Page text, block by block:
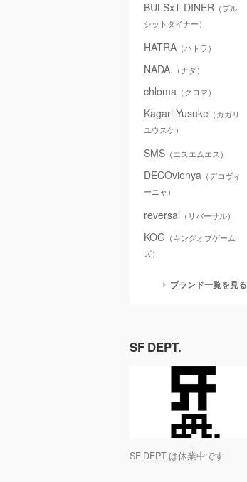
BULSxT DINER （ブル
シットダイナー）
HATRA （ハトラ）
NADA. （ナダ）
chloma （クロマ）
Kagari Yusuke （カガリ
ユウスケ）
SMS （エスエムエス）
DECOvienya （デコヴィ
ーニャ）
reversal （リバーサル）
KOG （キングオブゲーム
ズ）
ブランド一覧を見る
SF DEPT.
SF DEPT.は休業中です